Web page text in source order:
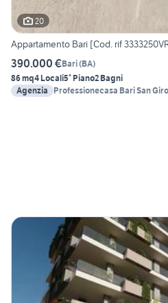
20
Appartamento Bari [Cod. rif
390.000 €Bari(BA)
86 mq4 Locali5° Piano2 Bagni
Agenzia
Professionecasa Bari San